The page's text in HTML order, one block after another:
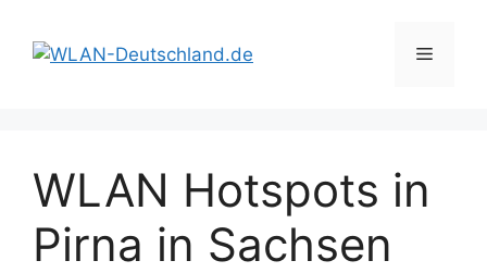
Inhalt
springen
Menü
WLAN Hotspots in
Pirna in Sachsen